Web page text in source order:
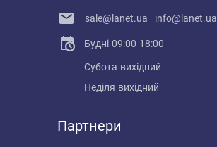
sale@lanet.ua info@lanet.ua
Будні 09:00-18:00
Субота вихідний
Неділя вихідний
Партнери